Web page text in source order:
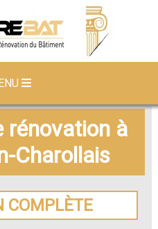
rénovation à
Charollais
COMPLÈTE